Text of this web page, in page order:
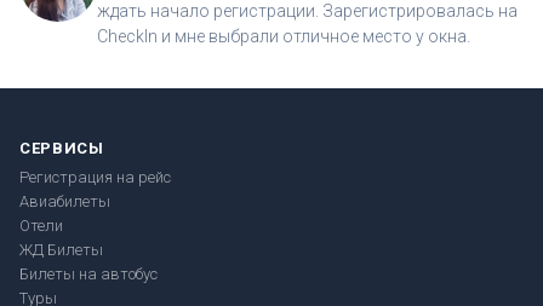
ждать начало регистрации. Зарегистрировалась на
CheckIn и мне выбрали отличное место у окна.
СЕРВИСЫ
Регистрация на рейс
Авиабилеты
Отели
ЖД Билеты
Билеты на автобус
Туры